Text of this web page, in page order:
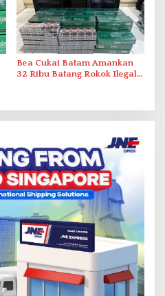
Bea Cukai Batam Amankan
32 Ribu Batang Rokok Ilegal